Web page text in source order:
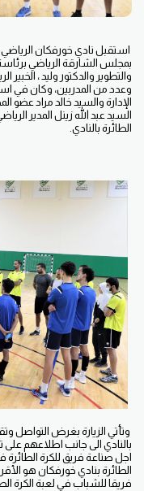
استقبل نادي خورفكان الرياضي
بمجلس الشارقة الرياضي
والتطوير والدكتور وليد ،
وعدد من المدربين، وكان في
الإدارة والسيد خالد مراد عضو
السيد عبد الله زينل المدير
الطائرة بالنادي.
وتأتي الزيارة بغرض التواصل
بالنادي الى جانب اطلاعهم
اجل صناعة فريق للكرة الطائرة
الطائرة بنادي خورفكان هو
فريقا للشباب في لعبة الكرة